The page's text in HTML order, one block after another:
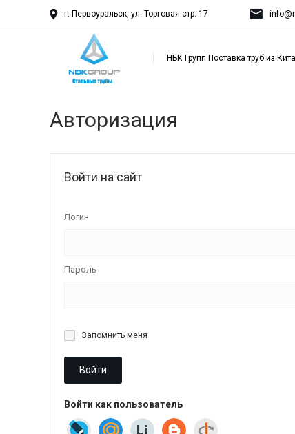
г. Первоуральск, ул. Торговая стр. 17
НБК Групп Поставка труб из
Авторизация
Войти на сайт
Логин
Пароль
Запомнить меня
Войти
Войти как пользователь